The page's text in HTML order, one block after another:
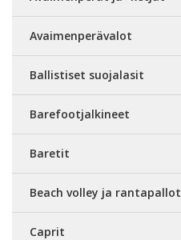
Avaimenperävalot
Ballistiset suojalasit
Barefootjalkineet
Baretit
Beach volley ja rantapallot
Caprit